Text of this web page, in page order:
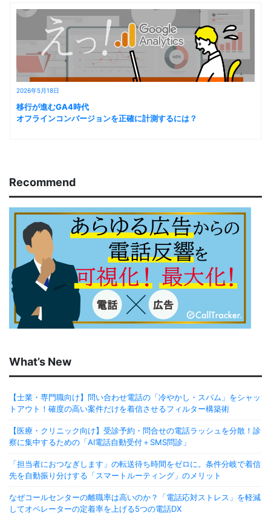
2026年5月18日
移行が進むGA4時代
オフラインコンバージョンを正確に計測するには？
Recommend
What’s New
【士業・専門職向け】問い合わせ電話の「冷やかし・スパム」をシャッ
トアウト！確度の高い案件だけを着信させるフィルター構築術
【医療・クリニック向け】受診予約・問合せの電話ラッシュを分散！診
察に集中するための「AI電話自動受付＋SMS問診」
「担当者におつなぎします」の転送待ち時間をゼロに。条件分岐で着信
先を自動振り分けする「スマートルーティング」のメリット
なぜコールセンターの離職率は高いのか？「電話応対ストレス」を軽減
してオペレーターの定着率を上げる5つの電話DX